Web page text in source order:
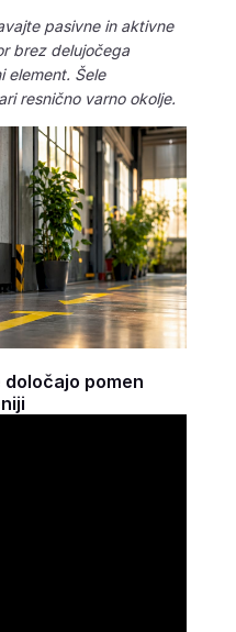
pasivne in aktivne
brez delujočega
element. Šele
resnično varno okolje.
pomen